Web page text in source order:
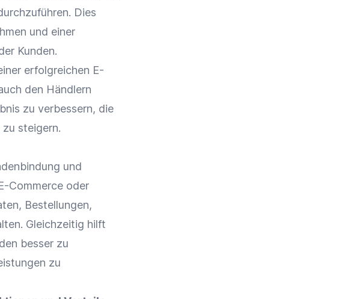
Dies
und einer
Kunden.
erfolgreichen E-
den Händlern
zu verbessern, die
zu steigern.
und
Commerce oder
Bestellungen,
Gleichzeitig hilft
besser zu
zu